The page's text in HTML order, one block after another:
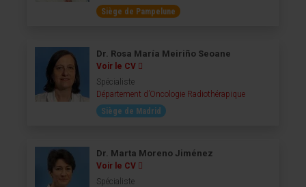
Siège de Pampelune
Dr. Rosa María Meiriño Seoane
Voir le CV
Spécialiste
Département d’Oncologie Radiothérapique
Siège de Madrid
Dr. Marta Moreno Jiménez
Voir le CV
Spécialiste